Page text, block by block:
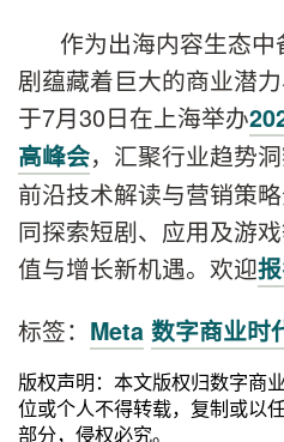
作为出海内容生态
剧蕴藏着巨大的商业潜
于7月30日在上海举办
高峰会，汇聚行业趋势
前沿技术解读与营销策
同探索短剧、应用及游
值与增长新机遇。欢迎
标签： Meta 数字商业时
版权声明：本文版权归数字商
位或个人不得转载，复制或以
部分，侵权必究。